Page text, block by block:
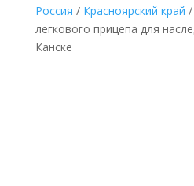
Россия / Красноярский край /
легкового прицепа для
Канске